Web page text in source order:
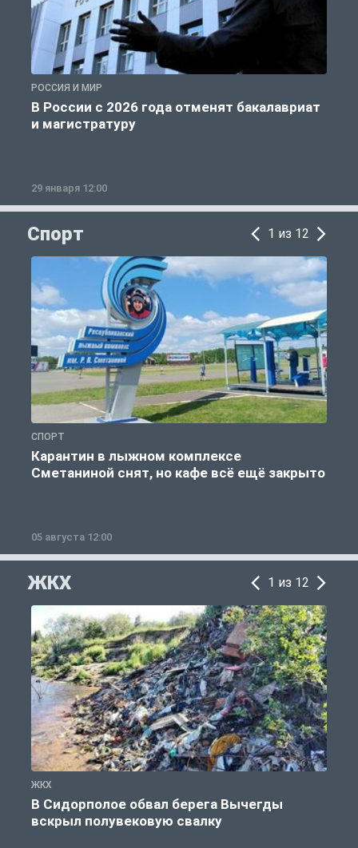
РОССИЯ И МИР
В России с 2026 года отменят бакалавриат
и магистратуру
29 января 12:00
Спорт 1 из 12
СПОРТ
Карантин в лыжном комплексе
Сметаниной снят, но кафе всё ещё закрыто
05 августа 12:00
ЖКХ 1 из 12
ЖКХ
В Сидорполое обвал берега Вычегды
вскрыл полувековую свалку